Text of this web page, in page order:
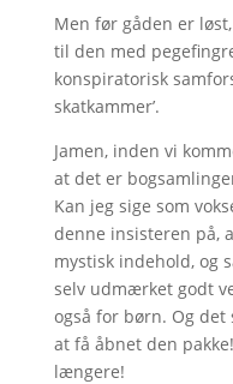
Men før gåden er
til den med
konspiratorisk
skatkammer’.
Jamen, inden vi
at det er
Kan jeg sige som
denne insisteren på,
mystisk indehold, og
selv udmærket godt
også for børn. Og
at få åbnet den
længere!